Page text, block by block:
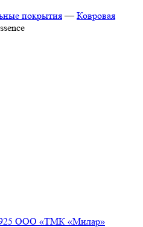
покрытия — Ковровая